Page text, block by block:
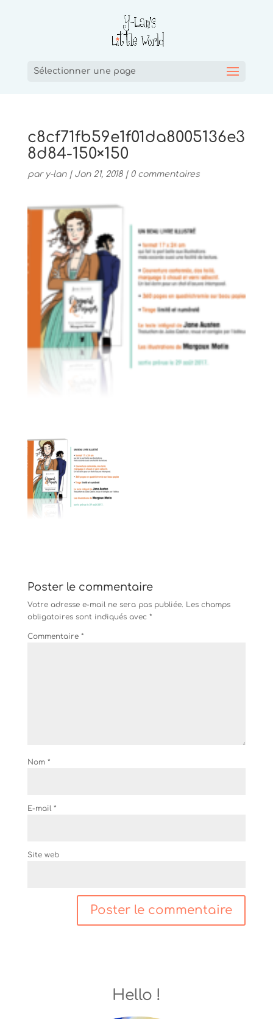
Sélectionner une page
c8cf71fb59e1f01da8005136e3
8d84-150×150
par y-lan| Jan 21, 2018| 0 commentaires
Poster le commentaire
Votre adresse e-mail ne sera pas publiée. Les champs
obligatoires sont indiqués avec *
Commentaire *
Nom *
E-mail *
Site web
Hello !